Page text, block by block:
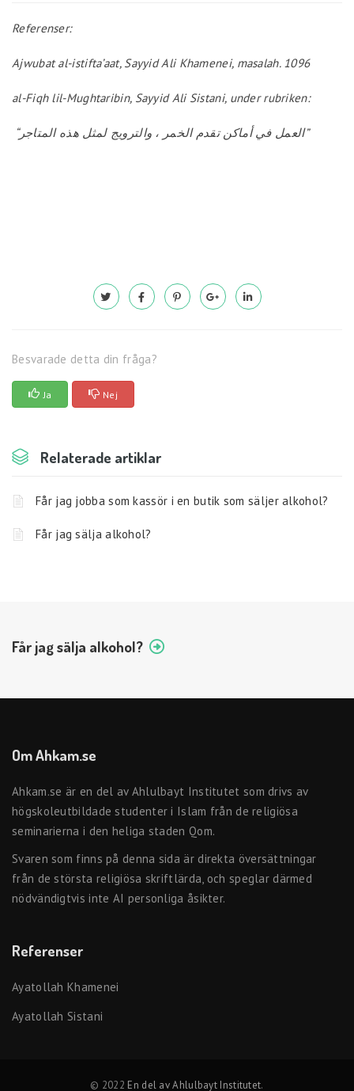
Referenser:
Ajwubat al-istifta’aat, Sayyid Ali Khamenei, masalah. 1096
al-Fiqh lil-Mughtaribin, Sayyid Ali Sistani, under rubriken:
“العمل في أماكن تقدم الخمر ، والترويج لمثل هذه المتاجر”
Besvarade detta din fråga?
Ja Nej
Relaterade artiklar
Får jag jobba som kassör i en butik som säljer alkohol?
Får jag sälja alkohol?
Får jag sälja alkohol?
Om Ahkam.se
Ahkam.se är en del av Ahlulbayt Institutet som drivs av
högskoleutbildade studenter i Islam från de religiösa
seminarierna i den heliga staden Qom.
Svaren som finns på denna sida är direkta översättningar
från de största religiösa skriftlärda, och speglar därmed
nödvändigtvis inte AI personliga åsikter.
Referenser
Ayatollah Khamenei
Ayatollah Sistani
© 2022 En del av Ahlulbayt Institutet.